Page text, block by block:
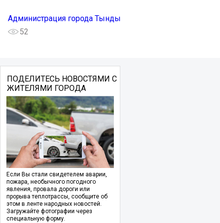
Администрация города Тынды
52
ПОДЕЛИТЕСЬ НОВОСТЯМИ С
ЖИТЕЛЯМИ ГОРОДА
Если Вы стали свидетелем аварии,
пожара, необычного погодного
явления, провала дороги или
прорыва теплотрассы, сообщите об
этом в ленте народных новостей.
Загружайте фотографии через
специальную форму.